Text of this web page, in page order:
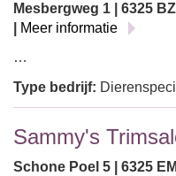
Mesbergweg 1 | 6325
Meer informatie
…
Type bedrijf:
Sammy's
Schone Poel 5 | 6325